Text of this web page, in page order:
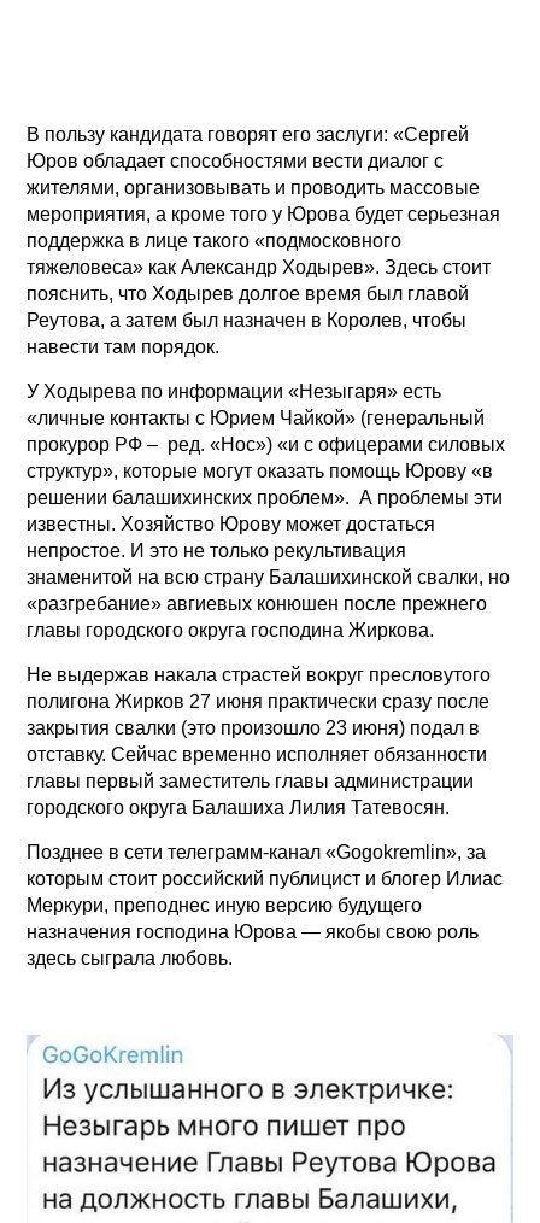
В пользу кандидата говорят его заслуги: «Сергей
Юров обладает способностями вести диалог с
жителями, организовывать и проводить массовые
мероприятия, а кроме того у Юрова будет серьезная
поддержка в лице такого «подмосковного
тяжеловеса» как Александр Ходырев». Здесь стоит
пояснить, что Ходырев долгое время был главой
Реутова, а затем был назначен в Королев, чтобы
навести там порядок.
У Ходырева по информации «Незыгаря» есть
«личные контакты с Юрием Чайкой» (генеральный
прокурор РФ – ред. «Нос») «и с офицерами силовых
структур», которые могут оказать помощь Юрову «в
решении балашихинских проблем». А проблемы эти
известны. Хозяйство Юрову может достаться
непростое. И это не только рекультивация
знаменитой на всю страну Балашихинской свалки, но
«разгребание» авгиевых конюшен после прежнего
главы городского округа господина Жиркова.
Не выдержав накала страстей вокруг пресловутого
полигона Жирков 27 июня практически сразу после
закрытия свалки (это произошло 23 июня) подал в
отставку. Сейчас временно исполняет обязанности
главы первый заместитель главы администрации
городского округа Балашиха Лилия Татевосян.
Позднее в сети телеграмм-канал «Gogokremlin», за
которым стоит российский публицист и блогер Илиас
Меркури, преподнес иную версию будущего
назначения господина Юрова — якобы свою роль
здесь сыграла любовь.